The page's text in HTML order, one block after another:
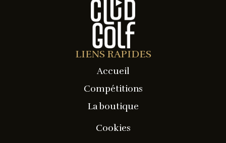
LIENS RAPIDES
Accueil
Compétitions
La boutique
Cookies